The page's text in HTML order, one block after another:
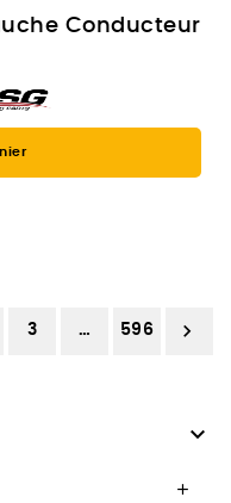
Conducteur
3 … 596 

